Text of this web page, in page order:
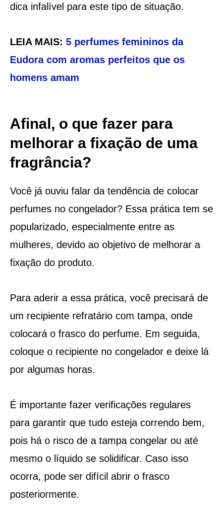
dica infalível para este tipo de situação.
LEIA MAIS: 5 perfumes femininos da
Eudora com aromas perfeitos que os
homens amam
Afinal, o que fazer para
melhorar a fixação de uma
fragrância?
Você já ouviu falar da tendência de colocar
perfumes no congelador? Essa prática tem se
popularizado, especialmente entre as
mulheres, devido ao objetivo de melhorar a
fixação do produto.
Para aderir a essa prática, você precisará de
um recipiente refratário com tampa, onde
colocará o frasco do perfume. Em seguida,
coloque o recipiente no congelador e deixe lá
por algumas horas.
É importante fazer verificações regulares
para garantir que tudo esteja correndo bem,
pois há o risco de a tampa congelar ou até
mesmo o líquido se solidificar. Caso isso
ocorra, pode ser difícil abrir o frasco
posteriormente.